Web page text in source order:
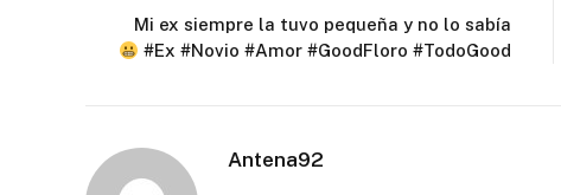
Mi ex siempre la tuvo pequeña y no lo sabía
#Ex #Novio #Amor #GoodFloro #TodoGood
Antena92